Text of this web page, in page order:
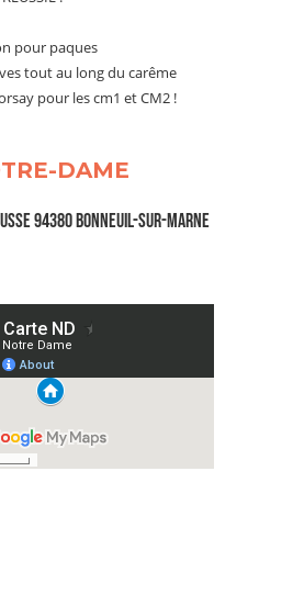
pour paques
tout au long du carême
pour les cm1 et CM2 !
DAME
94380 Bonneuil-sur-Marne